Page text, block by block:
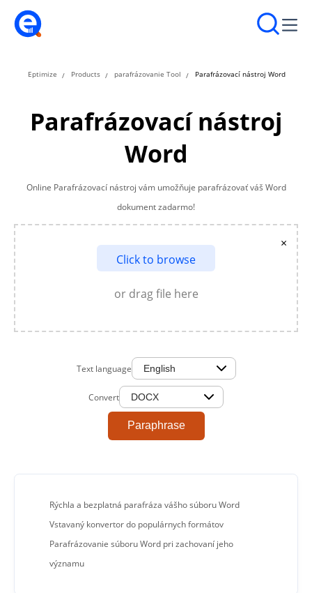
Eptimize Products parafrázovanie Tool Parafrázovací nástroj Word
Parafrázovací nástroj
Word
Online Parafrázovací nástroj vám umožňuje parafrázovať váš Word
dokument zadarmo!
Click to browse
or drag file here
×
Text language
Convert
Paraphrase
Rýchla a bezplatná parafráza vášho súboru Word
Vstavaný konvertor do populárnych formátov
Parafrázovanie súboru Word pri zachovaní jeho
významu